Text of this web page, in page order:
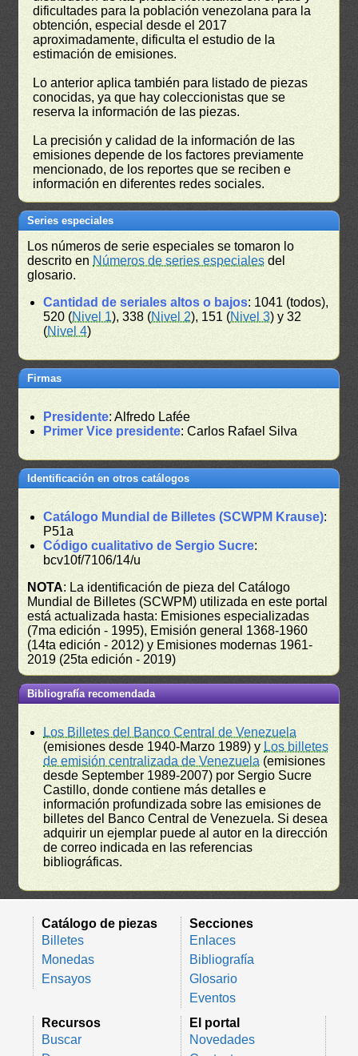
dificultades para la población venezolana para la
obtención, especial desde el 2017
aproximadamente, dificulta el estudio de la
estimación de emisiones.
Lo anterior aplica también para listado de piezas
conocidas, ya que hay coleccionistas que se
reserva la información de las piezas.
La precisión y calidad de la información de las
emisiones depende de los factores previamente
mencionado, de los reportes que se reciben e
información en diferentes redes sociales.
Series especiales
Los números de serie especiales se tomaron lo
descrito en Números de series especiales del
glosario.
Cantidad de seriales altos o bajos: 1041 (todos),
520 (Nivel 1), 338 (Nivel 2), 151 (Nivel 3) y 32
(Nivel 4)
Firmas
Presidente: Alfredo Lafée
Primer Vice presidente: Carlos Rafael Silva
Identificación en otros catálogos
Catálogo Mundial de Billetes (SCWPM Krause):
P51a
Código cualitativo de Sergio Sucre:
bcv10f/7106/14/u
NOTA: La identificación de pieza del Catálogo
Mundial de Billetes (SCWPM) utilizada en este portal
está actualizada hasta: Emisiones especializadas
(7ma edición - 1995), Emisión general 1368-1960
(14ta edición - 2012) y Emisiones modernas 1961-
2019 (25ta edición - 2019)
Bibliografía recomendada
Los Billetes del Banco Central de Venezuela
(emisiones desde 1940-Marzo 1989) y Los billetes
de emisión centralizada de Venezuela (emisiones
desde September 1989-2007) por Sergio Sucre
Castillo, donde contiene más detalles e
información profundizada sobre las emisiones de
billetes del Banco Central de Venezuela. Si desea
adquirir un ejemplar puede al autor en la dirección
de correo indicada en las referencias
bibliográficas.
Catálogo de piezas
Billetes
Monedas
Ensayos
Secciones
Enlaces
Bibliografía
Glosario
Eventos
Recursos
Buscar
El portal
Novedades